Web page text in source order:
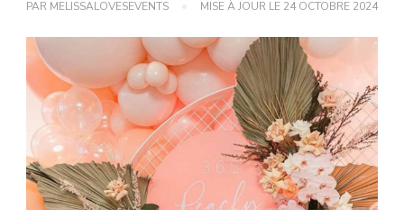
PAR MELISSALOVESEVENTS MISE À JOUR LE 24 OCTOBRE 2024